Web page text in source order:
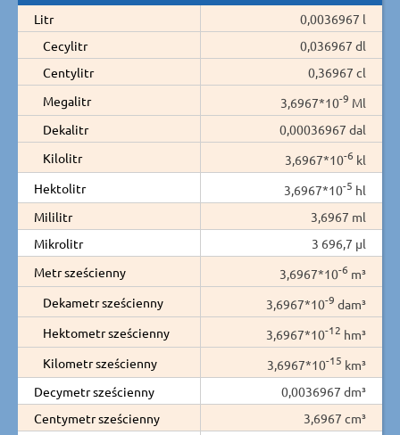
Litr
0,0036967 l
Cecylitr
0,036967 dl
Centylitr
0,36967 cl
Megalitr
3,6967*10-9 Ml
Dekalitr
0,00036967 dal
Kilolitr
3,6967*10-6 kl
Hektolitr
3,6967*10-5 hl
Mililitr
3,6967 ml
Mikrolitr
3 696,7 µl
Metr sześcienny
3,6967*10-6 m³
Dekametr sześcienny
3,6967*10-9 dam³
Hektometr sześcienny
3,6967*10-12 hm³
Kilometr sześcienny
3,6967*10-15 km³
Decymetr sześcienny
0,0036967 dm³
Centymetr sześcienny
3,6967 cm³